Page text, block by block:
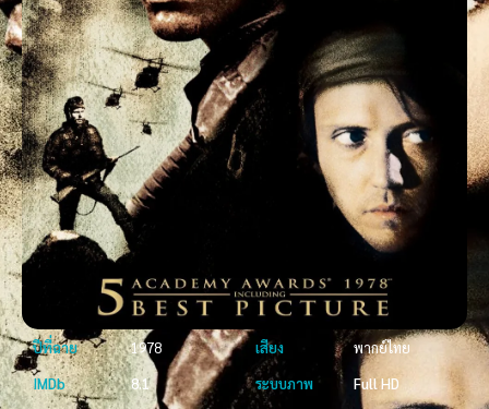
ปีที่ฉาย 1978 เสียง
พากย์ไทย
IMDb
8.1 ระบบภาพ
Full HD